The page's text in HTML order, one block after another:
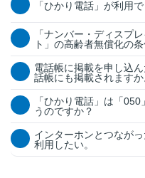
「ひかり電話」が利用
「ナンバー・ディスプ
ト」の高齢者無償化の
電話帳に掲載を申し込
話帳にも掲載されますか
「ひかり電話」は「
うのですか？
インターホンとつなが
利用したい。